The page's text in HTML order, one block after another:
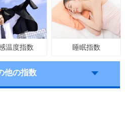
温度指数 睡眠指数
他の指数